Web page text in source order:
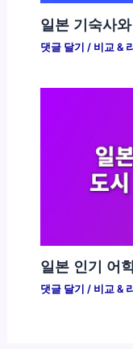
일본 기숙사
댓글 달기 / 비교 &
일본 인기 어
댓글 달기 / 비교 &